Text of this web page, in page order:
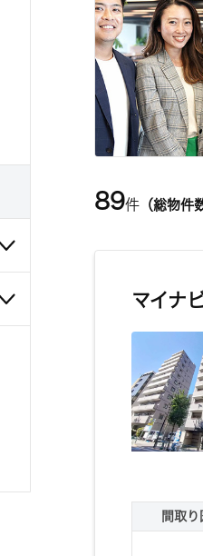
89件（総物件
マイナ
間取り